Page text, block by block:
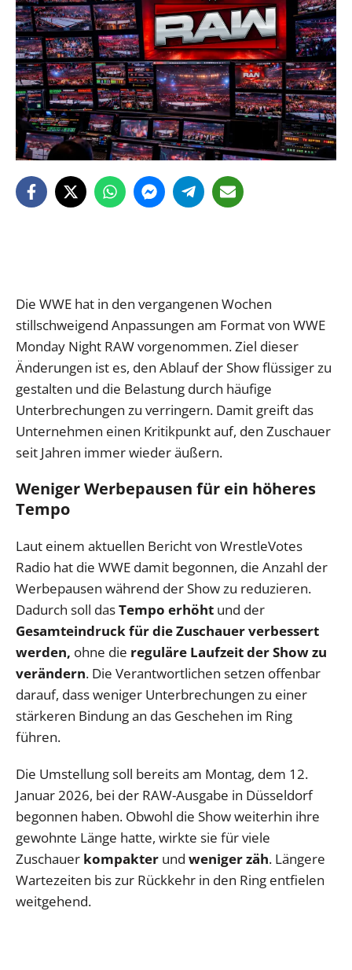
Die WWE hat in den vergangenen Wochen
stillschweigend Anpassungen am Format von WWE
Monday Night RAW vorgenommen. Ziel dieser
Änderungen ist es, den Ablauf der Show flüssiger zu
gestalten und die Belastung durch häufige
Unterbrechungen zu verringern. Damit greift das
Unternehmen einen Kritikpunkt auf, den Zuschauer
seit Jahren immer wieder äußern.
Weniger Werbepausen für ein höheres
Tempo
Laut einem aktuellen Bericht von WrestleVotes
Radio hat die WWE damit begonnen, die Anzahl der
Werbepausen während der Show zu reduzieren.
Dadurch soll dasTempo erhöht und der
Gesamteindruck für die Zuschauer verbessert
werden, ohne die reguläre Laufzeit der Show zu
verändern. Die Verantwortlichen setzen offenbar
darauf, dass weniger Unterbrechungen zu einer
stärkeren Bindung an das Geschehen im Ring
führen.
Die Umstellung soll bereits am Montag, dem 12.
Januar 2026, bei der RAW-Ausgabe in Düsseldorf
begonnen haben. Obwohl die Show weiterhin ihre
gewohnte Länge hatte, wirkte sie für viele
Zuschauer kompakter und weniger zäh. Längere
Wartezeiten bis zur Rückkehr in den Ring entfielen
weitgehend.